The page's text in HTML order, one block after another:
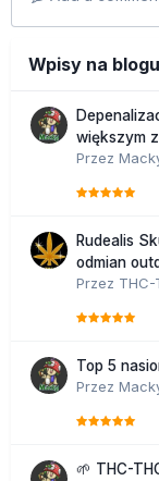
Wpisy na blogu
większym
Przez
Rudealis
odmian
Przez THC-
Top 5
Przez
🌱 THC-